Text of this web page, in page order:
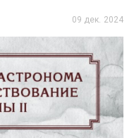
09 дек. 2024